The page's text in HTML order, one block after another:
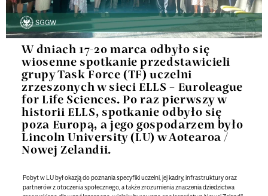
W dniach 17-20 marca odbyło się
wiosenne spotkanie przedstawicieli
grupy Task Force (TF) uczelni
zrzeszonych w sieci ELLS – Euroleague
for Life Sciences. Po raz pierwszy w
historii ELLS, spotkanie odbyło się
poza Europą, a jego gospodarzem było
Lincoln University (LU) w Aotearoa /
Nowej Zelandii.
Pobyt w LU był okazją do poznania specyfiki uczelni, jej kadry, infrastruktury oraz
partnerów z otoczenia społecznego, a także zrozumienia znaczenia dziedzictwa